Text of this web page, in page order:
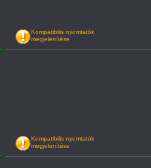
Kompatibilis nyomtatók
megjelenítése
Kompatibilis nyomtatók
megjelenítése